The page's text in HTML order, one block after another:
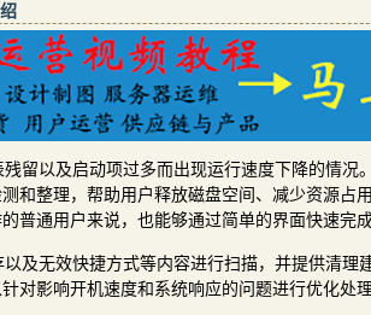
留以及启动项过多而出现运行速度下降的情况
整理，帮助用户释放磁盘空间、减少资源占
通用户来说，也能够通过简单的界面快速完成
及无效快捷方式等内容进行扫描，并提供清理
对影响开机速度和系统响应的问题进行优化处